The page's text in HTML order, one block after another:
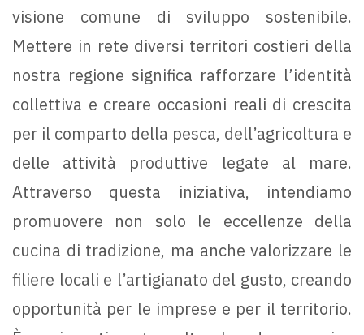
visione comune di sviluppo sostenibile.
Mettere in rete diversi territori costieri della
nostra regione significa rafforzare l’identità
collettiva e creare occasioni reali di crescita
per il comparto della pesca, dell’agricoltura e
delle attività produttive legate al mare.
Attraverso questa iniziativa, intendiamo
promuovere non solo le eccellenze della
cucina di tradizione, ma anche valorizzare le
filiere locali e l’artigianato del gusto, creando
opportunità per le imprese e per il territorio.